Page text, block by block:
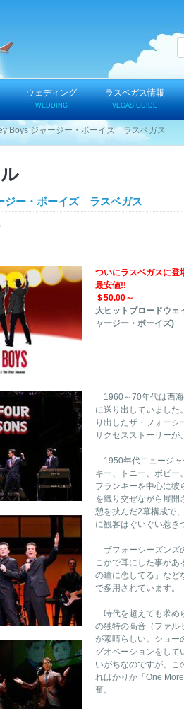
ウェディング
WEDDING
ラスベガス情報
VEGAS GUIDE
Boys ジャージー・ボーイズ ラスベガス
ジー・ボーイズ ラスベガス
ついにラスベガスに登
最安値!!
＄50.00～
大ヒットブロードウ
ャージー・ボーイズ)
1960～70年代は西海
に送り出していました
り出したザ・フォー
サクセスストーリーが
1950年代ニュージャ
キー、トニー、ボビー
フランキーを中心に彼
を織り交ぜながら展開
憩を挟んだ2幕構成で
に観客はぐいぐい惹き
ザフォーシーズンズ
こかで耳にした事があ
の瞳に恋してる」など
で多用されています。
時代を超えても求め
の独特の高音（ファル
が素晴らしい。ショー
グオベーションをして
いがちなのですが、こ
ればかりか「One
奮。